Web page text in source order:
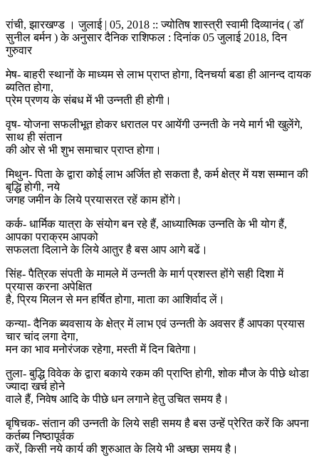
रांची, झारखण्ड । जुलाई | 05, 2018 :: ज्योतिष शास्त्री स्वामी दिव्यानंद ( डॉ
सुनील बर्मन ) के अनुसार दैनिक राशिफल : दिनांक 05 जुलाई 2018, दिन
गुरुवार
मेष- बाहरी स्थानों के माध्यम से लाभ प्राप्त होगा, दिनचर्या बडा ही आनन्द दायक
ब्यतित होगा,
प्रेम प्रणय के संबध में भी उन्नती ही होगी।
वृष- योजना सफलीभूत होकर धरातल पर आयेंगी उन्नती के नये मार्ग भी खुलेंगे,
साथ ही संतान
की ओर से भी शुभ समाचार प्राप्त होगा।
मिथुन- पिता के द्वारा कोई लाभ अर्जित हो सकता है, कर्म क्षेत्र में यश सम्मान की
बृद्धि होगी, नये
जगह जमीन के लिये प्रयासरत रहें काम होंगे।
कर्क- धार्मिक यात्रा के संयोग बन रहे हैं, आध्यात्मिक उन्नति के भी योग हैं,
आपका पराक्रम आपको
सफलता दिलाने के लिये आतुर है बस आप आगे बढें।
सिंह- पैत्रिक संपती के मामले में उन्नती के मार्ग प्रशस्त होंगे सही दिशा में
प्रयास करना अपेक्षित
है, प्रिय मिलन से मन हर्षित होगा, माता का आशिर्वाद लें।
कन्या- दैनिक ब्यवसाय के क्षेत्र में लाभ एवं उन्नती के अवसर हैं आपका प्रयास
चार चांद लगा देगा,
मन का भाव मनोरंजक रहेगा, मस्ती में दिन बितेगा।
तुला- बुद्धि विवेक के द्वारा बकाये रकम की प्राप्ति होगी, शोक मौज के पीछे थोडा
ज्यादा खर्च होने
वाले हैं, निवेष आदि के पीछे धन लगाने हेतु उचित समय है।
बृषिचक- संतान की उन्नती के लिये सही समय है बस उन्हें प्रेरित करें कि अपना
कर्तब्य निष्ठापूर्वक
करें, किसी नये कार्य की शुरुआत के लिये भी अच्छा समय है।